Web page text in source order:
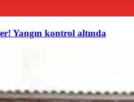
Yangın kontrol altında